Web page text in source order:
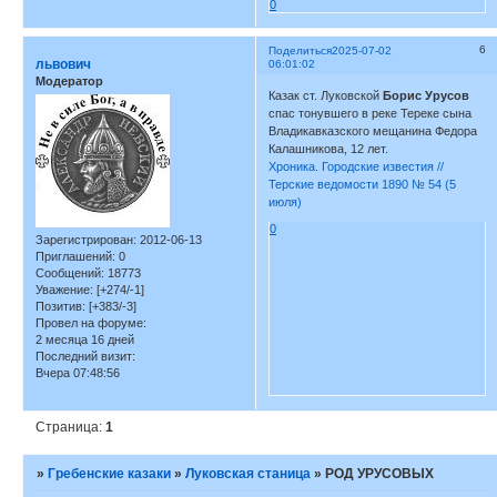
0
Поделиться 6
2025-07-02
06:01:02
львович
Модератор
Зарегистрирован: 2012-06-13
Приглашений: 0
Сообщений: 18773
Уважение: [+274/-1]
Позитив: [+383/-3]
Провел на форуме:
2 месяца 16 дней
Последний визит:
Вчера 07:48:56
Казак ст. Луковской Борис Урусов
спас тонувшего в реке Тереке сына
Владикавказского мещанина Федора
Калашникова, 12 лет.
Хроника. Городские известия //
Терские ведомости 1890 № 54 (5
июля)
0
Страница:1
»Гребенские казаки »Луковская станица »РОД УРУСОВЫХ